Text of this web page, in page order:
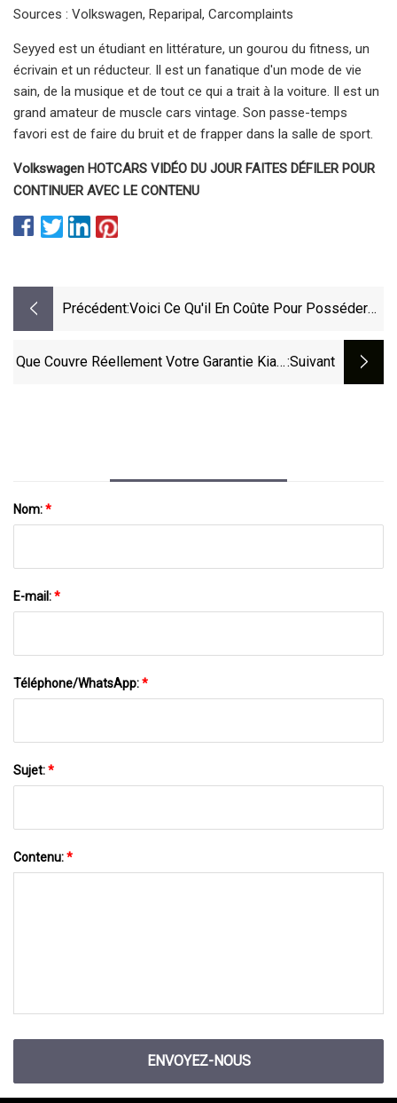
Sources : Volkswagen, Reparipal, Carcomplaints
Seyyed est un étudiant en littérature, un gourou du fitness, un
écrivain et un réducteur. Il est un fanatique d'un mode de vie
sain, de la musique et de tout ce qui a trait à la voiture. Il est un
grand amateur de muscle cars vintage. Son passe-temps
favori est de faire du bruit et de frapper dans la salle de sport.
Volkswagen HOTCARS VIDÉO DU JOUR FAITES DÉFILER POUR
CONTINUER AVEC LE CONTENU
Précédent:Voici Ce Qu'il En Coûte Pour Posséder
Ans
Que Couvre Réellement Votre Garantie Kia ?:suivant
Nom:*
E-mail:*
Téléphone/WhatsApp:*
Sujet:*
Contenu:*
ENVOYEZ-NOUS